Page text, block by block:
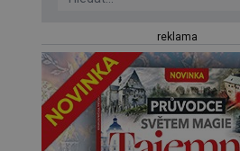
reklama